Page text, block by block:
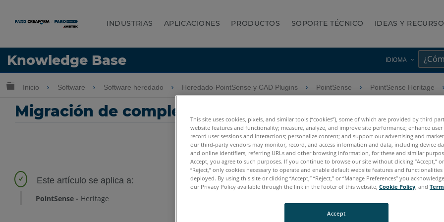
INDUSTRIAS APLICACIONES PRODUCTOS SOPORTE TÉCNICO IDEAS Y
Knowledge Base IDIOMA
Idioma
Expandir/contraer jerarquía global
Inicio Software Software heredado Heredado-PointSense y CAD Plugins PointSense PointSense Heritage
Migración de complementos de PointSense y CAD a
PointSense Heritage
This site uses cookies, pixels, and similar tools (“cookies”), some of which are provided by third
website features and functionality; measure, analyze, and improve site performance; enhance user
record user sessions and interactions; personalize content; and support our advertising and
our third-party vendors may monitor, record, and access information and data, including device
and online identifiers, referring URLs and other browsing information, for these and similar
Accept, you agree to such purposes. If you continue to browse our site without clicking “Accept,”
“Reject,” only cookies necessary to operate and enable default website features and
deployed. By using this site or clicking “Accept,” “Reject,” or “Manage Preferences” you
our Privacy Policy available through the link in the footer of this website, Cookie Policy, and
Accept